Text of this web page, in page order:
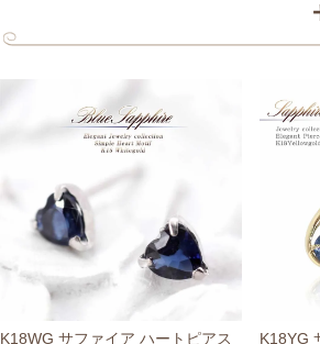
K18WG サファイア ハートピアス
K18YG